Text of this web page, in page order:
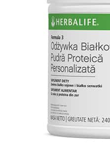
Suport Sistem Cardiovascular
Vitamine Copii
Sanatatea Creierului
Scaderea Colesterolului
Produse vegetarieni, vegani
Gateste cu Herbalife
Sport & Fitness
Energie pentru Intreaga Zi cu
Nutritie H24 Sportivi